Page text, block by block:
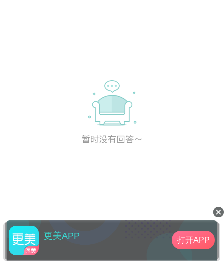
更美APP 打开APP